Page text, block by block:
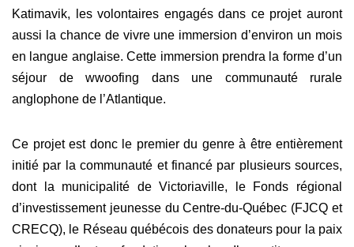
Katimavik, les volontaires engagés dans ce projet auront
aussi la chance de vivre une immersion d’environ un mois
en langue anglaise. Cette immersion prendra la forme d’un
séjour de wwoofing dans une communauté rurale
anglophone de l’Atlantique.
Ce projet est donc le premier du genre à être entièrement
initié par la communauté et financé par plusieurs sources,
dont la municipalité de Victoriaville, le Fonds régional
d’investissement jeunesse du Centre-du-Québec (FJCQ et
CRECQ), le Réseau québécois des donateurs pour la paix